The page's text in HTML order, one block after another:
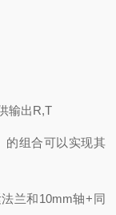
输出R,T
的组合可以实现其
兰和10mm轴+同